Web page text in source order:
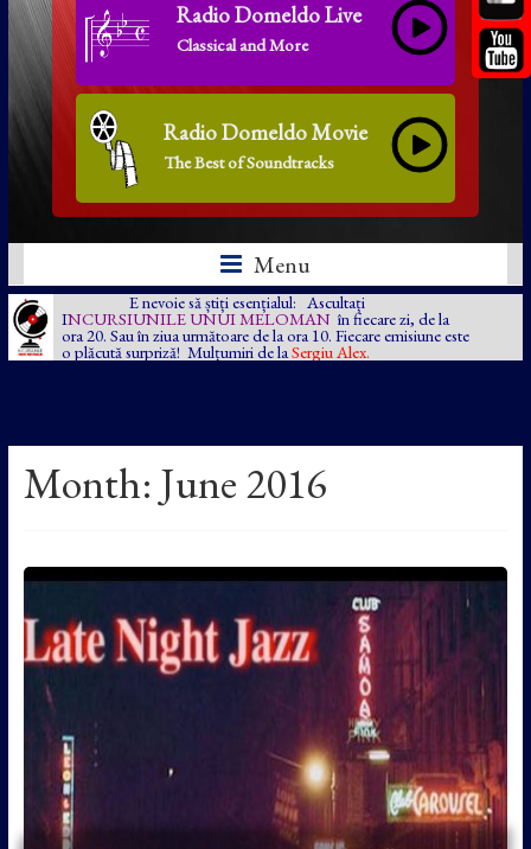
Radio Domeldo Live
Classical and More
Radio Domeldo Movie
The Best of Soundtracks
Menu
E nevoie să știți esențialul: Ascultați
INCURSIUNILE UNUI MELOMAN în fiecare zi, de la
ora 20. Sau în ziua următoare de la ora 10. Fiecare emisiune este
o plăcută surpriză! Mulțumiri de la Sergiu Alex.
Month: June 2016